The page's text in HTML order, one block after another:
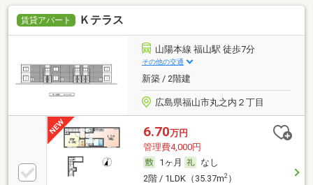
賃貸アパート Ｋテラス
山陽本線 福山駅 徒歩7分
その他の交通
新築 / 2階建
広島県福山市丸之内２丁目
6.70万円
管理費4,000円
1ヶ月
なし
2階 / 1LDK（35.37m2）